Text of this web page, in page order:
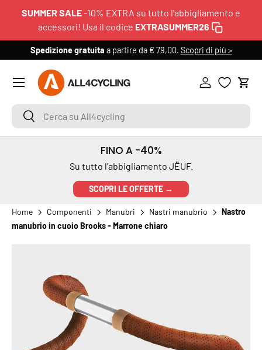
SUMMER SALE-10% EXTRA su tutto l'abbigliamento e
accessori! Usa il codice EXTRASUMMER26
Spedizione gratuita a partire da € 79,00. Scopri di più >
Cerca su All4cycling
Cerca
Accedi
Menu
FINO A -40%
Su tutto l'abbigliamento JËUF.
SCOPRI LE OFFERTE →
Home Componenti Manubri Nastri manubrio
Nastro
manubrio in cuoio Brooks - Marrone chiaro